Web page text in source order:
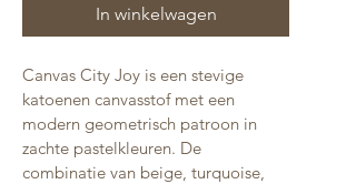
In winkelwagen
Canvas City Joy is een stevige
katoenen canvasstof met een
modern geometrisch patroon in
zachte pastelkleuren. De
combinatie van beige, turquoise,